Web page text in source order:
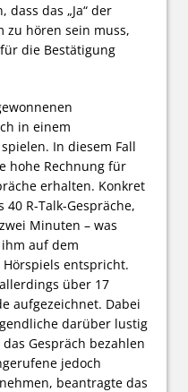
dass das „Ja“ der
zu hören sein muss,
die Bestätigung
in einem
In diesem Fall
hohe Rechnung für
erhalten. Konkret
R-Talk-Gespräche,
Minuten – was
auf dem
entspricht.
über 17
aufgezeichnet. Dabei
darüber lustig
Gespräch bezahlen
jedoch
beantragte das